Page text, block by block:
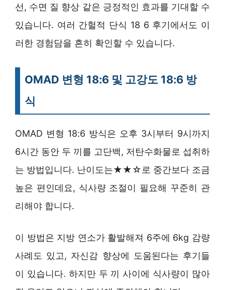
선, 수면 질 향상 같은 긍정적인 효과를 기대할 수
있습니다. 여러 간헐적 단식 18 6 후기에서도 이
러한 경험담을 흔히 확인할 수 있습니다.
OMAD 변형 18:6 및 고강도 18:6 방
식
OMAD 변형 18:6 방식은 오후 3시부터 9시까지
6시간 동안 두 끼를 고단백, 저탄수화물로 섭취하
는 방법입니다. 난이도는★★☆로 중간보다 조금
높은 편인데요, 식사량 조절이 필요해 꾸준히 관
리해야 합니다.
이 방법은 지방 연소가 활발해져 6주에 6kg 감량
사례도 있고, 자신감 향상에 도움된다는 후기들
이 있습니다. 하지만 두 끼 사이에 식사량이 많아